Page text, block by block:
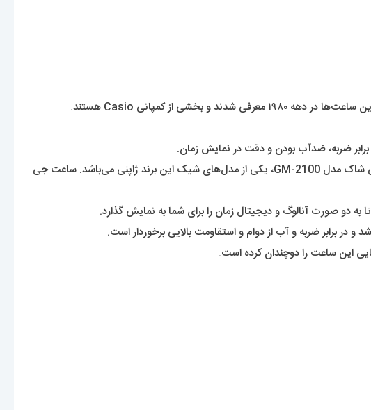
ساعت‌‌های جی شاک یکی از زیر مجموعه‌‌های پرطرفدار برند کاسیو می‌باشند که در دنیا به مقاومت در برابر ضربه شهرت دارند. ساعت جی شاک مدل GM-2100، یکی از مدل‌های شیک این برند ژاپنی می‌باشد. ساعت جی
این ساعت را دوچندان کرده است.